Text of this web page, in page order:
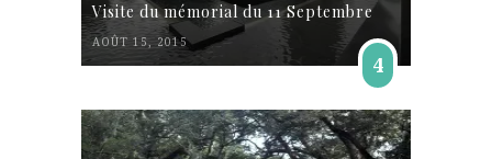
Visite du mémorial du 11 Septembre
AOÛT 15, 2015
4